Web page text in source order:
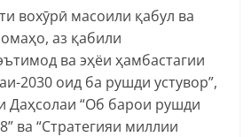
вохӯрӣ масоили қабул ва
аз қабили
ва эҳёи ҳамбастагии
2030 оид ба рушди устувор”,
Даҳсолаи “Об барои рушди
ва “Стратегияи миллии